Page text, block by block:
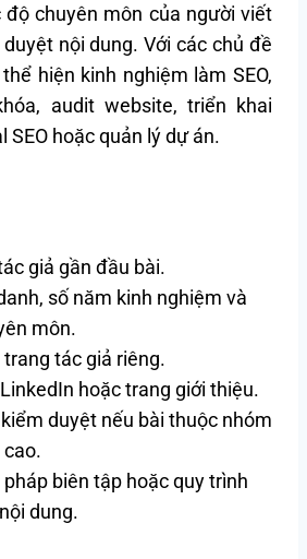
độ chuyên môn của người viết
nội dung. Với các chủ đề
hiện kinh nghiệm làm SEO,
audit website, triển khai
SEO hoặc quản lý dự án.
giả gần đầu bài.
số năm kinh nghiệm và
môn.
tác giả riêng.
hoặc trang giới thiệu.
duyệt nếu bài thuộc nhóm
biên tập hoặc quy trình
dung.